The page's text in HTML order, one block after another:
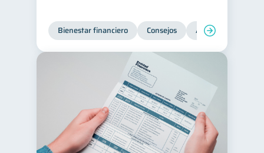
Bienestar financiero Consejos Ahorro